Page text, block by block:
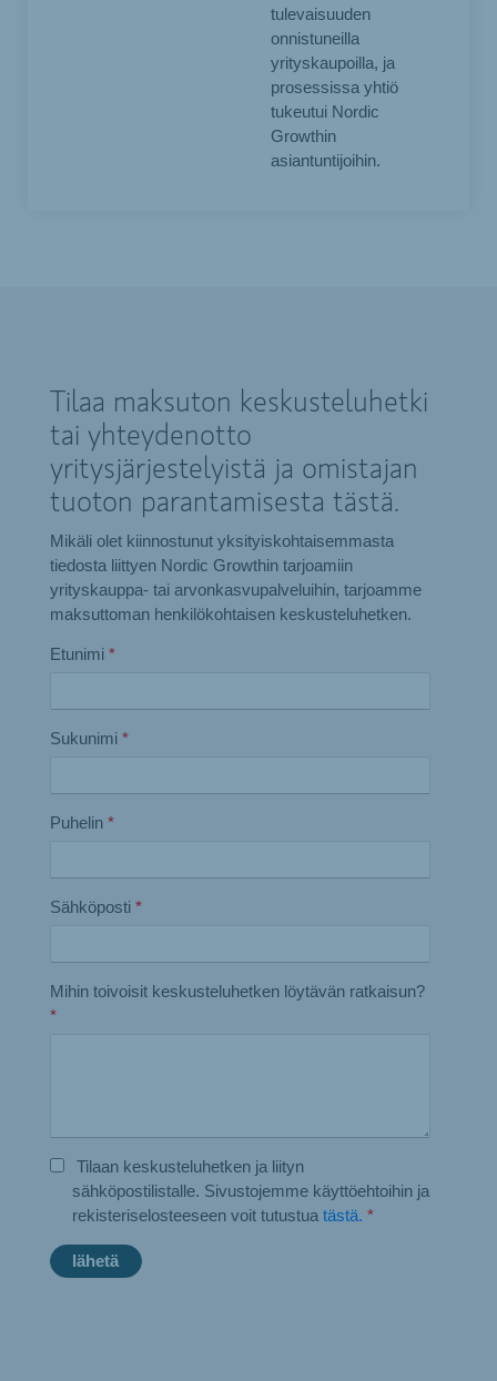
tulevaisuuden
onnistuneilla
yrityskaupoilla, ja
prosessissa yhtiö
tukeutui Nordic
Growthin
asiantuntijoihin.
Tilaa maksuton keskusteluhetki
tai yhteydenotto
yritysjärjestelyistä ja omistajan
tuoton parantamisesta tästä.
Mikäli olet kiinnostunut yksityiskohtaisemmasta
tiedosta liittyen Nordic Growthin tarjoamiin
yrityskauppa- tai arvonkasvupalveluihin, tarjoamme
maksuttoman henkilökohtaisen keskusteluhetken.
Etunimi *
Sukunimi *
Puhelin *
Sähköposti *
Mihin toivoisit keskusteluhetken löytävän ratkaisun?
*
Tilaan keskusteluhetken ja liityn
sähköpostilistalle. Sivustojemme käyttöehtoihin ja
rekisteriselosteeseen voit tutustua tästä. *